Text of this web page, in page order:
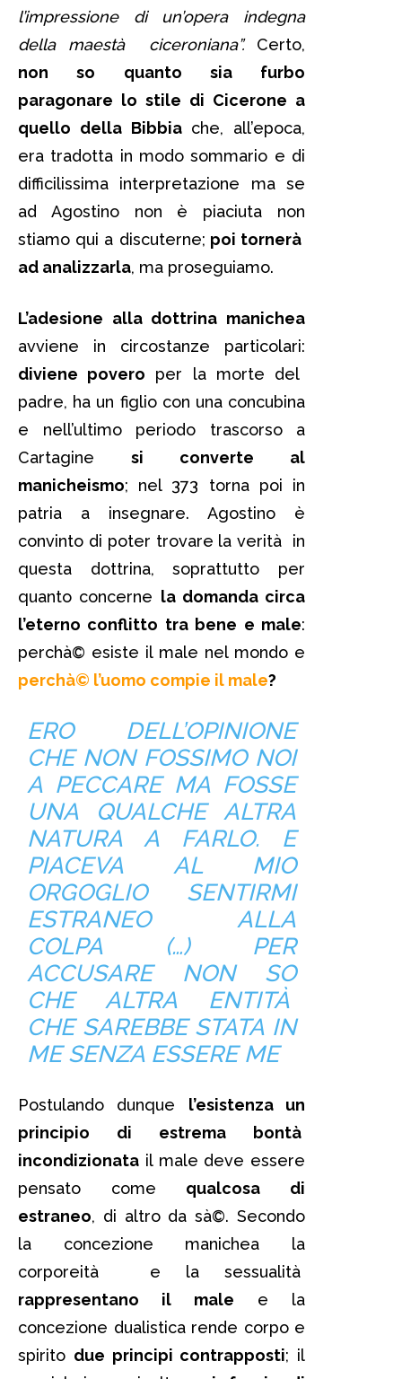
l’impressione di un’opera indegna
della maestà ciceroniana”. Certo,
non so quanto sia furbo
paragonare lo stile di Cicerone a
quello della Bibbiache, all’epoca,
era tradotta in modo sommario e di
difficilissima interpretazione ma se
ad Agostino non è piaciuta non
stiamo qui a discuterne; poi tornerà
ad analizzarla, ma proseguiamo.
L’adesione alla dottrina manichea
avviene in circostanze particolari:
diviene povero per la morte del
padre, ha un figlio con una concubina
e nell’ultimo periodo trascorso a
Cartagine si converte al
manicheismo; nel 373 torna poi in
patria a insegnare. Agostino è
convinto di poter trovare la verità in
questa dottrina, soprattutto per
quanto concerne la domanda circa
l’eterno conflitto tra bene e male:
perchà© esiste il male nel mondo e
perchà© l’uomo compie il male?
ERO DELL’OPINIONE
CHE NON FOSSIMO NOI
A PECCARE MA FOSSE
UNA QUALCHE ALTRA
NATURA A FARLO. E
PIACEVA AL MIO
ORGOGLIO SENTIRMI
ESTRANEO ALLA
COLPA (…)PER
ACCUSARE NON SO
CHE ALTRA ENTITÀ
CHE SAREBBE STATA IN
ME SENZA ESSERE ME
Postulando dunque l’esistenza un
principio di estrema bontà
incondizionata il male deve essere
pensato come qualcosa di
estraneo, di altro da sà©. Secondo
la concezione manichea la
corporeità e la sessualità
rappresentano il male e la
concezione dualistica rende corpo e
spirito due principi contrapposti; il